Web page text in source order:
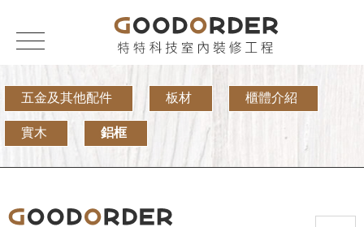
五金及其他配件 板材 櫃體介紹
實木 鋁框